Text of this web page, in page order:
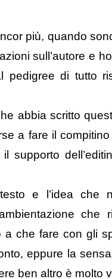
più, quando
sull’autore e
pedigree di tutto
abbia scritto
a fare il
supporto
e l’idea che
che
che fare con gli
eppure la
ben altro è molto